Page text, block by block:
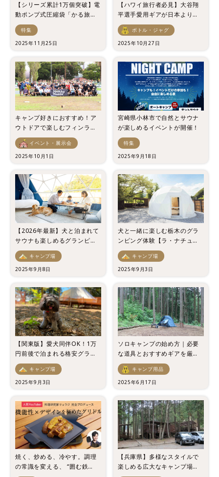
【シリーズ累計1万個突破】電
動ポンプ式圧縮袋「かる旅圧
縮バッグ」が新登場
特集
2025年11月25日
【ハワイ旅行者必見】大谷翔
平選手愛用ギアが日本より安
く買える！アラモアナセンタ
ーの直営店レポ
ボトル・ジャグ
2025年10月27日
キャンプ好きにおすすめ！ア
ウトドアで楽しむフィンラン
ド生まれのモルック体験
イベント・展示会
2025年10月1日
宮崎県小林市で自然とサウナ
が楽しめるイベントが開催！
特集
2025年9月18日
【2026年最新】犬と泊まれて
サウナも楽しめるグランピン
グおすすめ14選
キャンプ場
2025年9月8日
犬と一緒に楽しむ栃木のグラ
ンピング体験【ラ・ナチュー
ル宿泊記】
キャンプ場
2025年9月3日
【関東版】愛犬同伴OK！1万
円前後で泊まれる格安グラン
ピング施設5選
キャンプ場
2025年9月3日
ソロキャンプの始め方｜必要
な道具とおすすめギアを厳選
紹介
キャンプ用品
2025年6月17日
焼く、炒める、冷やす。調理
の常識を変える、 “囲む鉄
【兵庫県】多様なスタイルで
楽しめる広大なキャンプ場